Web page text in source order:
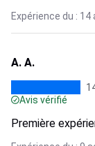
Expérience du : 14
A. A.
Avis vérifié
Première